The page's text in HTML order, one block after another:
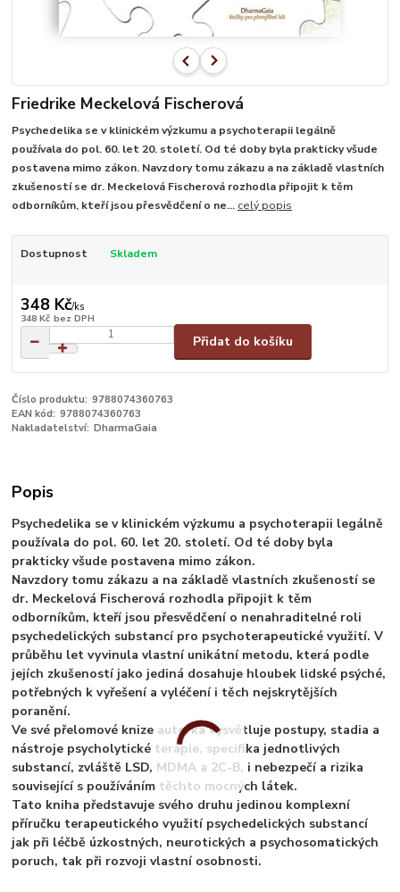
Friedrike Meckelová Fischerová
Psychedelika se v klinickém výzkumu a psychoterapii legálně
používala do pol. 60. let 20. století. Od té doby byla prakticky všude
postavena mimo zákon. Navzdory tomu zákazu a na základě vlastních
zkušeností se dr. Meckelová Fischerová rozhodla připojit k těm
odborníkům, kteří jsou přesvědčení o ne... celý popis
Dostupnost Skladem
348 Kč/ks
348 Kč bez DPH
Přidat do košíku
Číslo produktu: 9788074360763
EAN kód: 9788074360763
Nakladatelství: DharmaGaia
Popis
Psychedelika se v klinickém výzkumu a psychoterapii legálně
používala do pol. 60. let 20. století. Od té doby byla
prakticky všude postavena mimo zákon.
Navzdory tomu zákazu a na základě vlastních zkušeností se
dr. Meckelová Fischerová rozhodla připojit k těm
odborníkům, kteří jsou přesvědčení o nenahraditelné roli
psychedelických substancí pro psychoterapeutické využití. V
průběhu let vyvinula vlastní unikátní metodu, která podle
jejích zkušeností jako jediná dosahuje hloubek lidské psýché,
potřebných k vyřešení a vyléčení i těch nejskrytějších
poranění.
Ve své přelomové knize autorka vysvětluje postupy, stadia a
nástroje psycholytické terapie, specifika jednotlivých
substancí, zvláště LSD, MDMA a 2C-B, i nebezpečí a rizika
související s používáním těchto mocných látek.
Tato kniha představuje svého druhu jedinou komplexní
příručku terapeutického využití psychedelických substancí
jak při léčbě úzkostných, neurotických a psychosomatických
poruch, tak při rozvoji vlastní osobnosti.